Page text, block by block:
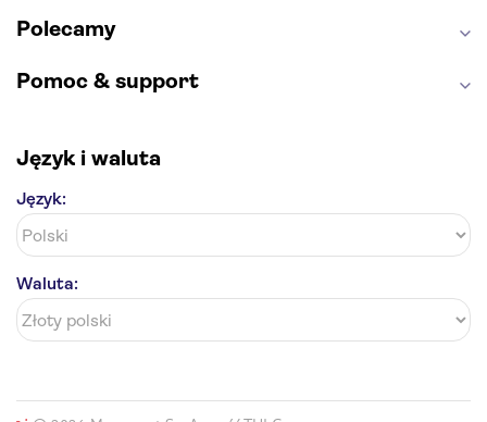
Polecamy
Pomoc & support
Język i waluta
Język:
Waluta: